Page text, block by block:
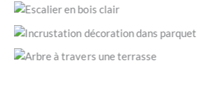
/ © JLC Parquets)
Marche, contremarche et nez de marche
bois. (Saint-Raphaël 83530 / © JLC
Zone en faïence entourée de bois.
Parquets)
Entourage d’un tronc d’arbre par les